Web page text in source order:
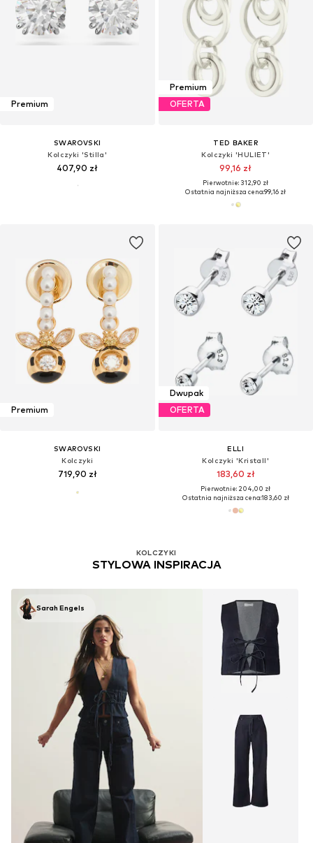
Premium
SWAROVSKI
Kolczyki 'Stilla'
407,90 zł
Premium
OFERTA
TED BAKER
Kolczyki 'HULIET'
99,16 zł
Pierwotnie: 312,90 zł
Ostatnia najniższa cena:99,16 zł
Premium
SWAROVSKI
Kolczyki
719,90 zł
Dwupak
OFERTA
ELLI
Kolczyki 'Kristall'
183,60 zł
Pierwotnie: 204,00 zł
Ostatnia najniższa cena:183,60 zł
KOLCZYKI
STYLOWA INSPIRACJA
Sarah Engels